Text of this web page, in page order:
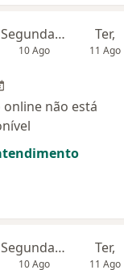
Segunda-feira
10 Ago
Ter,
11 Ago
não está
Segunda-feira
10 Ago
Ter,
11 Ago